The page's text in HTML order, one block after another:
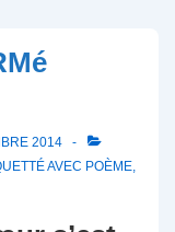
2014
AVEC POÈME,